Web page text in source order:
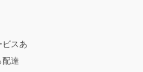
スあ
配達